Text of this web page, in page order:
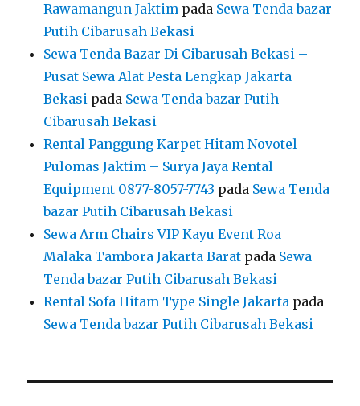
Rawamangun Jaktim pada Sewa Tenda bazar
Putih Cibarusah Bekasi
Sewa Tenda Bazar Di Cibarusah Bekasi –
Pusat Sewa Alat Pesta Lengkap Jakarta
Bekasi pada Sewa Tenda bazar Putih
Cibarusah Bekasi
Rental Panggung Karpet Hitam Novotel
Pulomas Jaktim – Surya Jaya Rental
Equipment 0877-8057-7743 pada Sewa Tenda
bazar Putih Cibarusah Bekasi
Sewa Arm Chairs VIP Kayu Event Roa
Malaka Tambora Jakarta Barat pada Sewa
Tenda bazar Putih Cibarusah Bekasi
Rental Sofa Hitam Type Single Jakarta pada
Sewa Tenda bazar Putih Cibarusah Bekasi